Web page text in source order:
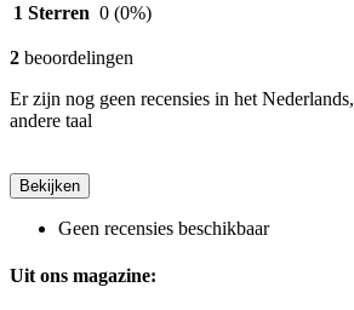
1 Sterren 0 (0%)
2 beoordelingen
Er zijn nog geen recensies in het
andere taal
Bekijken
Geen recensies beschikbaar
Uit ons magazine: